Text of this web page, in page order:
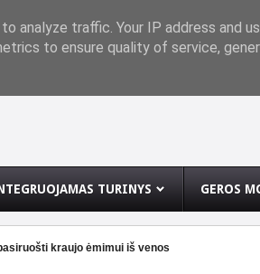
TURINYS GEROS
kraujo ėmimui iš venos
analyze traffic. Your IP address and
to ensure quality of service,